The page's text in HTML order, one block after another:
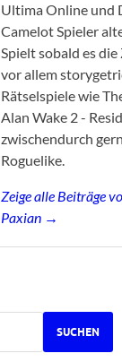
Ultima Online und
Camelot Spieler
Spielt sobald es
vor allem
Rätselspiele wie
Alan Wake 2 -
zwischendurch
Roguelike.
Zeige alle Beiträge
Paxian →
SUCHEN